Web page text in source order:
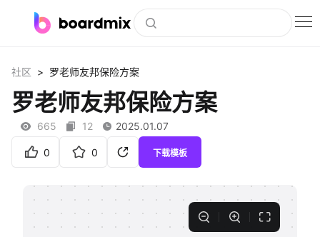
社区资源
下载
私有化部署
社区 > 罗老师友邦保险方案
罗老师友邦保险方案
665 12 2025.01.07
0 0 下载模板